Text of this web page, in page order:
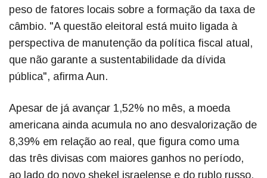
peso de fatores locais sobre a formação da taxa de
câmbio. "A questão eleitoral está muito ligada à
perspectiva de manutenção da política fiscal atual,
que não garante a sustentabilidade da dívida
pública", afirma Aun.
Apesar de já avançar 1,52% no mês, a moeda
americana ainda acumula no ano desvalorização de
8,39% em relação ao real, que figura como uma
das três divisas com maiores ganhos no período,
ao lado do novo shekel israelense e do rublo russo.